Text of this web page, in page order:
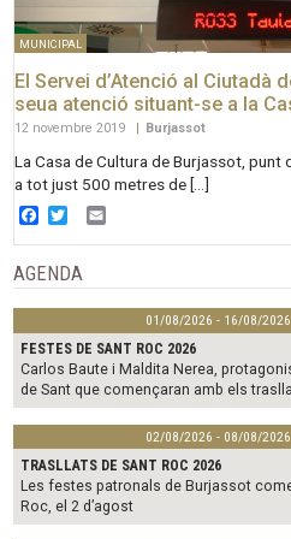
MUNICIPAL
El Servei d’Atenció al Ciutadà
seua atenció situant-se a la
12 novembre 2019 Burjassot
La Casa de Cultura de Burjassot,
a tot just 500 metres de […]
Facebook
Twitter
AGENDA
01/08/2026 - 16/08/2026
FESTES DE SANT ROC 2026
Carlos Baute i Maldita Nerea,
de Sant que començaran amb els
02/08/2026 - 08/08/2026
TRASLLATS DE SANT ROC 2026
Les festes patronals de Burjassot
Roc, el 2 d’agost